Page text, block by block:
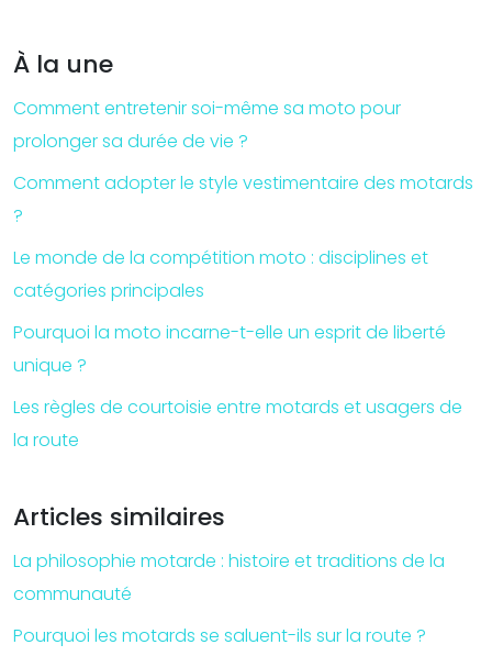
À la une
Comment entretenir soi-même sa moto pour
prolonger sa durée de vie ?
Comment adopter le style vestimentaire des motards
?
Le monde de la compétition moto : disciplines et
catégories principales
Pourquoi la moto incarne-t-elle un esprit de liberté
unique ?
Les règles de courtoisie entre motards et usagers de
la route
Articles similaires
La philosophie motarde : histoire et traditions de la
communauté
Pourquoi les motards se saluent-ils sur la route ?